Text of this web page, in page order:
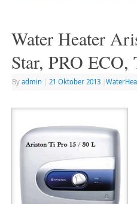
Water Heater
Star, PRO ECO,
By admin 21 Oktober 2013